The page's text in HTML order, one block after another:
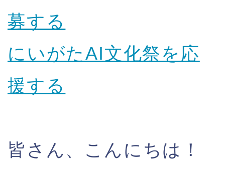
募する
にいがたAI文化祭を応
援する
皆さん、こんにちは！